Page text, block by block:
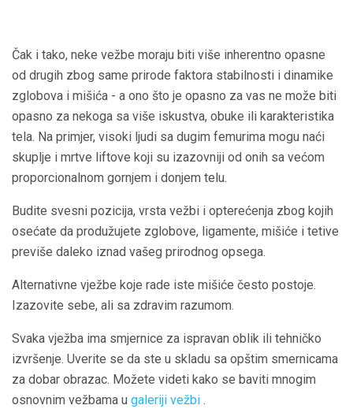
Čak i tako, neke vežbe moraju biti više inherentno opasne
od drugih zbog same prirode faktora stabilnosti i dinamike
zglobova i mišića - a ono što je opasno za vas ne može biti
opasno za nekoga sa više iskustva, obuke ili karakteristika
tela. Na primjer, visoki ljudi sa dugim femurima mogu naći
skuplje i mrtve liftove koji su izazovniji od onih sa većom
proporcionalnom gornjem i donjem telu.
Budite svesni pozicija, vrsta vežbi i opterećenja zbog kojih
osećate da produžujete zglobove, ligamente, mišiće i tetive
previše daleko iznad vašeg prirodnog opsega.
Alternativne vježbe koje rade iste mišiće često postoje.
Izazovite sebe, ali sa zdravim razumom.
Svaka vježba ima smjernice za ispravan oblik ili tehničko
izvršenje. Uverite se da ste u skladu sa opštim smernicama
za dobar obrazac. Možete videti kako se baviti mnogim
osnovnim vežbama u galeriji vežbi .